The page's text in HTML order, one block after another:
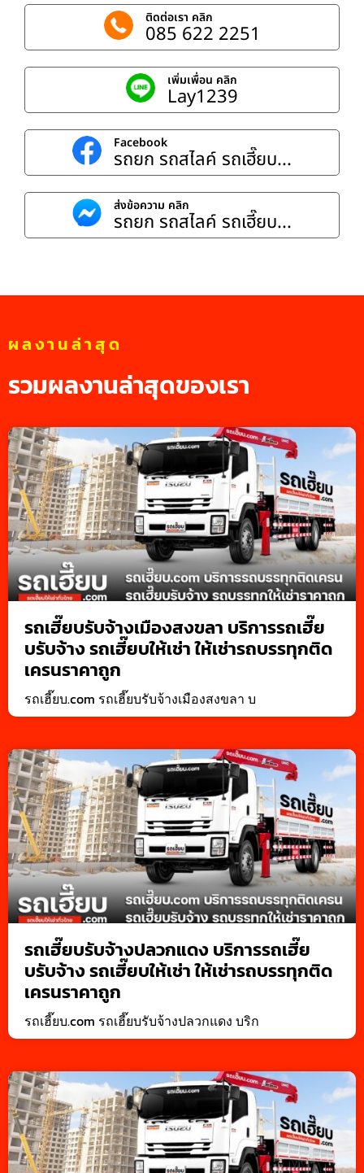
ติดต่อเรา คลิก
085 622 2251
เพิ่มเพื่อน คลิก
Lay1239
Facebook
รถยก รถสไลค์ รถเฮี๊ยบ...
ส่งข้อความ คลิก
รถยก รถสไลค์ รถเฮี๊ยบ...
ผลงานล่าสุด
รวมผลงานล่าสุดของเรา
รถเฮี๊ยบรับจ้างเมืองสงขลา บริการรถเฮี๊ย
บรับจ้าง รถเฮี๊ยบให้เช่า ให้เช่ารถบรรทุกติด
เครนราคาถูก
รถเฮี๊ยบ.com รถเฮี๊ยบรับจ้างเมืองสงขลา บ
รถเฮี๊ยบรับจ้างปลวกแดง บริการรถเฮี๊ย
บรับจ้าง รถเฮี๊ยบให้เช่า ให้เช่ารถบรรทุกติด
เครนราคาถูก
รถเฮี๊ยบ.com รถเฮี๊ยบรับจ้างปลวกแดง บริก